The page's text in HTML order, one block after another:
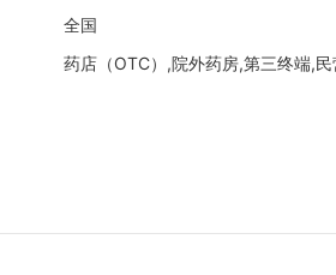
全国
药店（OTC）,院外药房,第三终端,